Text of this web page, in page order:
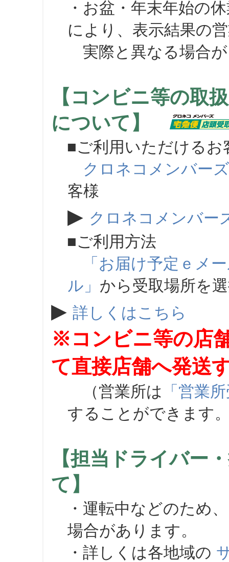
・お盆・年末年始の
により、表示結果の
実際と異なる場合が
【コンビニ等の取
について】
■ご利用いただけるお
クロネコメンバーズ
客様
▶ クロネコメンバー
■ご利用方法
「お届け予定ｅメ
ル」 から受取場所を
▶ 詳しくはこちら
※コンビニ等の店
て直接店舗へ発送
（営業所は 「営業
することができます
【担当ドライバー
て】
・運転中などのため
場合があります。
・詳しくは各地域の